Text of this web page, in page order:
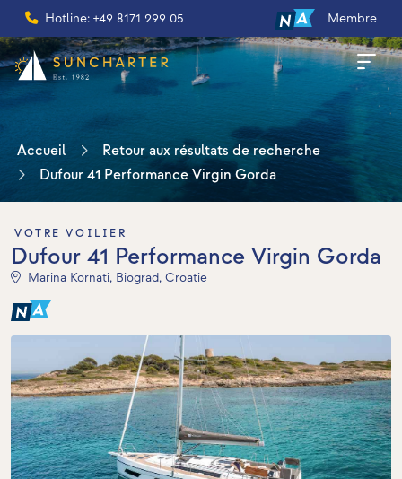
Hotline: +49 8171 299 05 Membre
Accueil
Retour aux résultats de recherche
Dufour 41 Performance Virgin Gorda
VOTRE VOILIER
Dufour 41 Performance Virgin Gorda
Marina Kornati, Biograd, Croatie